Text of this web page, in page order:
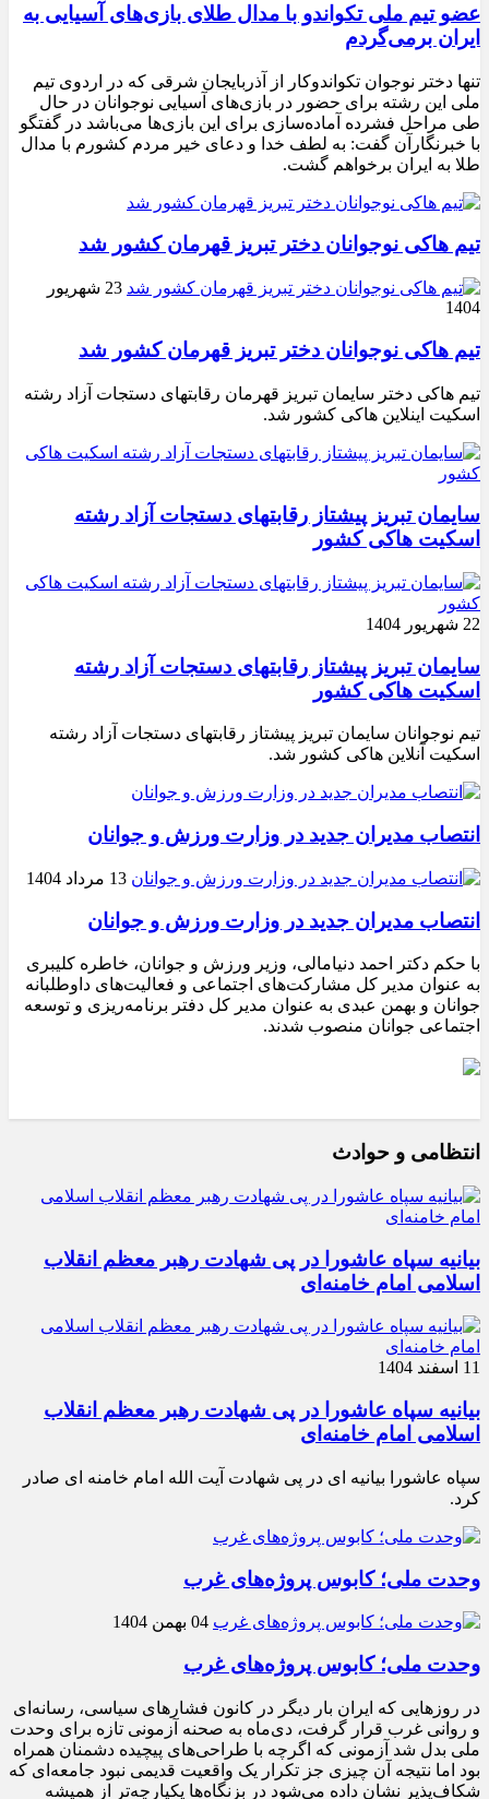
عضو تیم ملی تکواندو با مدال طلای بازی‌های آسیایی به
ایران برمی‌گردم
تنها دختر نوجوان تکواندوکار از آذربایجان شرقی که در اردوی تیم
ملی این رشته برای حضور در بازی‌های آسیایی نوجوانان در حال
طی مراحل فشرده آماده‌سازی برای این بازی‌ها می‌باشد در گفتگو
با خبرنگارآن گفت: به لطف خدا و دعای خیر مردم کشورم با مدال
طلا به ایران برخواهم گشت.
تیم هاکی نوجوانان دختر تبریز قهرمان کشور شد
23 شهریور
1404
تیم هاکی نوجوانان دختر تبریز قهرمان کشور شد
تیم هاکی دختر سایمان تبریز قهرمان رقابتهای دستجات آزاد رشته
اسکیت اینلاین هاکی کشور شد.
سایمان تبریز پیشتاز رقابتهای دستجات آزاد رشته
اسکیت هاکی کشور
22 شهریور 1404
سایمان تبریز پیشتاز رقابتهای دستجات آزاد رشته
اسکیت هاکی کشور
تیم نوجوانان سایمان تبریز پیشتاز رقابتهای دستجات آزاد رشته
اسکیت آنلاین هاکی کشور شد.
انتصاب مدیران جدید در وزارت ورزش و جوانان
13 مرداد 1404
انتصاب مدیران جدید در وزارت ورزش و جوانان
با حکم دکتر احمد دنیامالی، وزیر ورزش و جوانان، خاطره کلیبری
به عنوان مدیر کل مشارکت‌های اجتماعی و فعالیت‌های داوطلبانه
جوانان و بهمن عبدی به عنوان مدیر کل دفتر برنامه‌ریزی و توسعه
اجتماعی جوانان منصوب شدند.
انتظامی و حوادث
بیانیه سپاه عاشورا در پی شهادت رهبر معظم انقلاب
اسلامی امام خامنه‌ای
11 اسفند 1404
بیانیه سپاه عاشورا در پی شهادت رهبر معظم انقلاب
اسلامی امام خامنه‌ای
سپاه عاشورا بیانیه ای در پی شهادت آیت الله امام خامنه ای صادر
کرد.
وحدت ملی؛ کابوس پروژه‌های غرب
04 بهمن 1404
وحدت ملی؛ کابوس پروژه‌های غرب
در روزهایی که ایران بار دیگر در کانون فشارهای سیاسی، رسانه‌ای
و روانی غرب قرار گرفت، دی‌ماه به صحنه آزمونی تازه برای وحدت
ملی بدل شد آزمونی که اگرچه با طراحی‌های پیچیده دشمنان همراه
بود اما نتیجه آن چیزی جز تکرار یک واقعیت قدیمی نبود جامعه‌ای که
شکاف‌پذیر نشان داده می‌شود در بزنگاه‌ها یکپارچه‌تر از همیشه